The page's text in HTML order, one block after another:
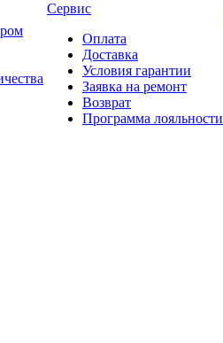
Сервис
Оплата
Доставка
Условия гарантии
Заявка на ремонт
Возврат
Программа лояльности